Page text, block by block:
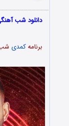
دانلود شب
برنامهکمدی شب